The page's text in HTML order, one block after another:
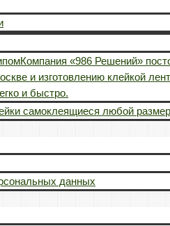
Компания «986 Решений»
и изготовлению клейкой
и быстро.
самоклеящиеся любой
данных